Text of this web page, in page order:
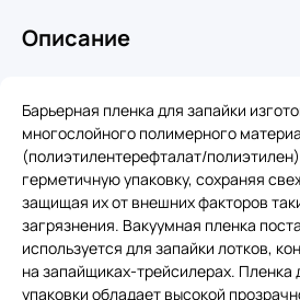
Описание
Барьерная пленка для запайки
многослойного полимерного
(полиэтилентерефталат/
герметичную упаковку, сохраняя
защищая их от внешних факторов
загрязнения. Вакуумная пленка
используется для запайки лотков,
на запайщиках-трейсилерах. Пленка
упаковки обладает высокой